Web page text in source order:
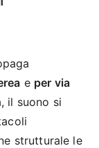
e per via
il suono si
strutturale le